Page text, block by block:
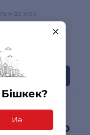
Иә
жоқ